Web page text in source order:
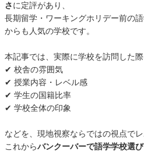
さに定評があり、
長期留学・ワーキングホリデー前の
からも人気の学校です。
本記事では、実際に学校を訪問した
✔ 校舎の雰囲気
✔ 授業内容・レベル感
✔ 学生の国籍比率
✔ 学校全体の印象
などを、現地視察ならではの視点でレ
これからバンクーバーで語学学校選